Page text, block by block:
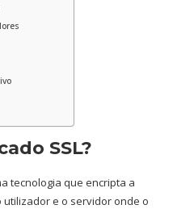
SSL?
tecnologia que encripta a
e o servidor onde o